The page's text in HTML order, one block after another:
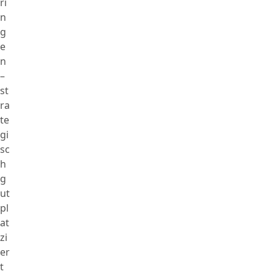
n
g
e
n
–
st
ra
te
gi
sc
h
g
ut
pl
at
zi
er
t